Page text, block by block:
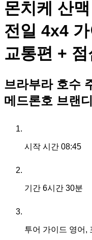
몬치케 산
전일 4x4
교통편 + 점
브라부라 호수
메드론호 브랜
시작 시간 08:45
기간 6시간 30분
투어 가이드 영어,